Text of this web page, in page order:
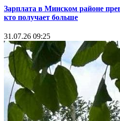
Зарплата в Минском районе
кто получает больше
31.07.26 09:25